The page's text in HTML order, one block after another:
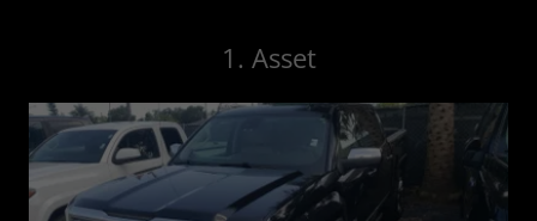
1. Asset